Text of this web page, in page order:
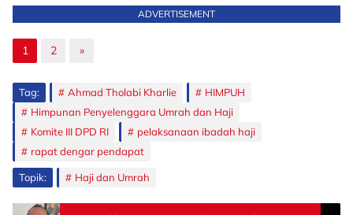
ADVERTISEMENT
1 2 »
Tag: Ahmad Tholabi Kharlie
HIMPUH
Himpunan Penyelenggara Umrah dan Haji
Komite III DPD RI
pelaksanaan ibadah haji
rapat dengar pendapat
Topik: Haji dan Umrah